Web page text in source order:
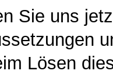
Sie uns
Lösen